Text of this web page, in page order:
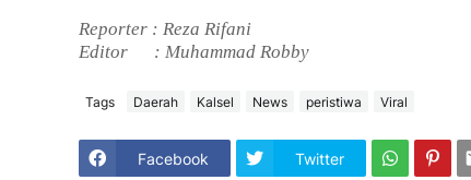
Reporter : Reza Rifani
Editor
: Muhammad Robby
Tags Daerah Kalsel News peristiwa Viral
Facebook Twitter